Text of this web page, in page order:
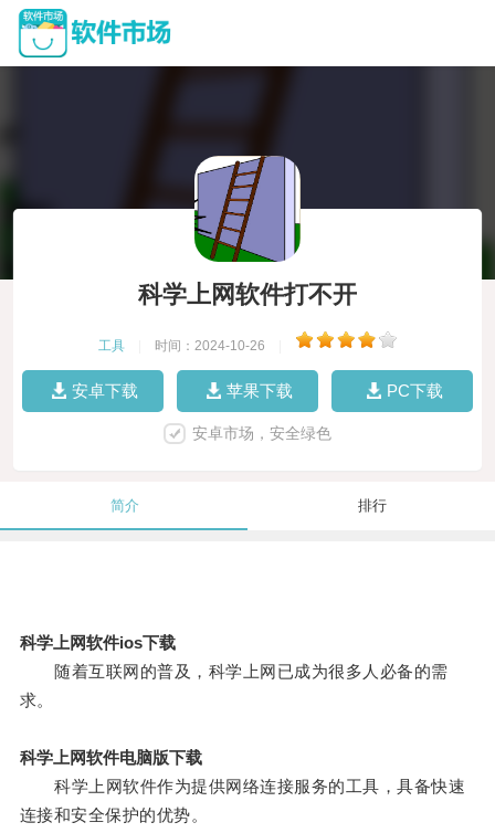
科学上网软件打不开
工具 时间：2024-10-26
安卓下载 苹果下载 PC下载
安卓市场，安全绿色
简介 排行
科学上网软件ios下载
随着互联网的普及，科学上网已成为很多人必备的需
求。
科学上网软件电脑版下载
科学上网软件作为提供网络连接服务的工具，具备快速
连接和安全保护的优势。